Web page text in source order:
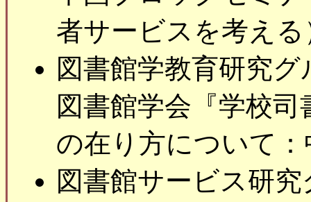
者サービスを考える
図書館学教育研究
図書館学会『学校
の在り方について
図書館サービス研